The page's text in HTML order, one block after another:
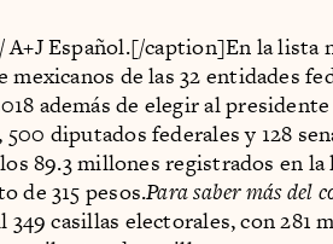
A+J Español.[/caption]En la lista
de las 32 entidades
además de elegir al
diputados federales y 128
89.3 millones registrados en
de 315 pesos.Para saber más del
349 casillas electorales, con 281